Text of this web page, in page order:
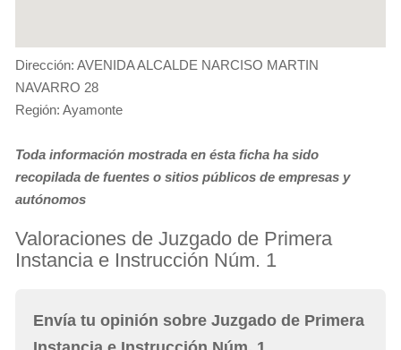
Dirección: AVENIDA ALCALDE NARCISO MARTIN
NAVARRO 28
Región: Ayamonte
Toda información mostrada en ésta ficha ha sido
recopilada de fuentes o sitios públicos de empresas y
autónomos
Valoraciones de Juzgado de Primera
Instancia e Instrucción Núm. 1
Envía tu opinión sobre Juzgado de Primera